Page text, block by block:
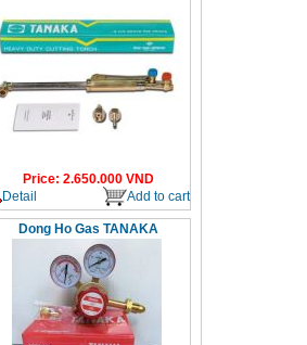
Price: 2.650.000VND
Detail
Add to cart
Dong Ho Gas TANAKA